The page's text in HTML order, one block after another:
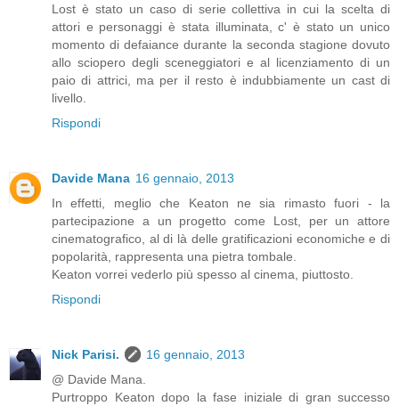
Lost è stato un caso di serie collettiva in cui la scelta di
attori e personaggi è stata illuminata, c' è stato un unico
momento di defaiance durante la seconda stagione dovuto
allo sciopero degli sceneggiatori e al licenziamento di un
paio di attrici, ma per il resto è indubbiamente un cast di
livello.
Rispondi
Davide Mana 16 gennaio, 2013
In effetti, meglio che Keaton ne sia rimasto fuori - la
partecipazione a un progetto come Lost, per un attore
cinematografico, al di là delle gratificazioni economiche e di
popolarità, rappresenta una pietra tombale.
Keaton vorrei vederlo più spesso al cinema, piuttosto.
Rispondi
Nick Parisi.
16 gennaio, 2013
@ Davide Mana.
Purtroppo Keaton dopo la fase iniziale di gran successo